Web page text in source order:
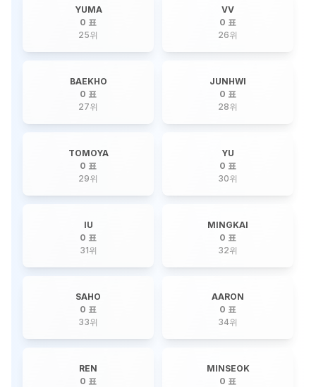
YUMA
0 표
25위
VV
0 표
26위
BAEKHO
0 표
27위
JUNHWI
0 표
28위
TOMOYA
0 표
29위
YU
0 표
30위
IU
0 표
31위
MINGKAI
0 표
32위
SAHO
0 표
33위
AARON
0 표
34위
REN
0 표
MINSEOK
0 표